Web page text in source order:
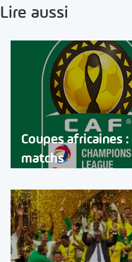
Lire aussi
Coupes africaines
matchs